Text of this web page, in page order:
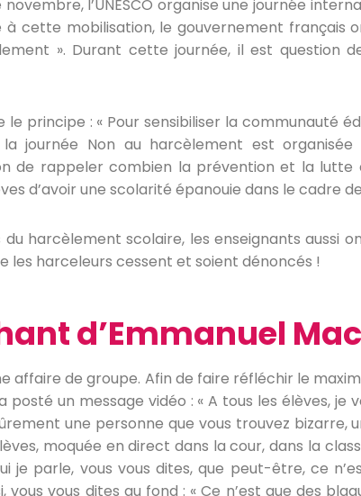
l’UNESCO organise une journée
cette mobilisation, le gouvernement français
». Durant cette journée, il est question
le principe : « Pour sensibiliser la communauté
journée Non au harcèlement est
de rappeler combien la prévention et la
d’avoir une scolarité épanouie dans le cadre de
harcèlement scolaire, les enseignants aussi
les harceleurs cessent et soient dénoncés !
d’Emmanuel
affaire de groupe. Afin de faire réfléchir le
posté un message vidéo : « A tous les élèves, je
une personne que vous trouvez bizarre,
moquée en direct dans la cour, dans la
je parle, vous vous dites, que peut-être, ce
vous dites au fond : « Ce n’est que des